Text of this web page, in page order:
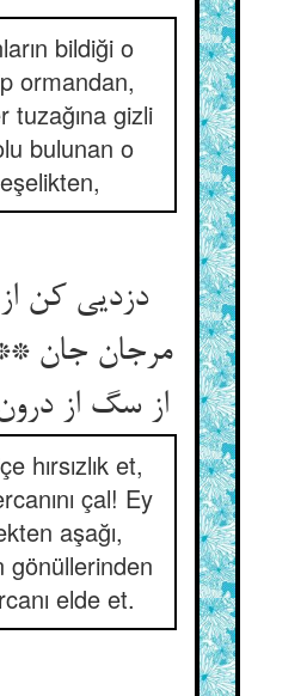
bildiği o
ormandan,
tuzağına gizli
bulunan o
دزدیی کن
مرجان جان
از سگ از
hırsızlık et,
çal! Ey
aşağı,
gönüllerinden
elde et.